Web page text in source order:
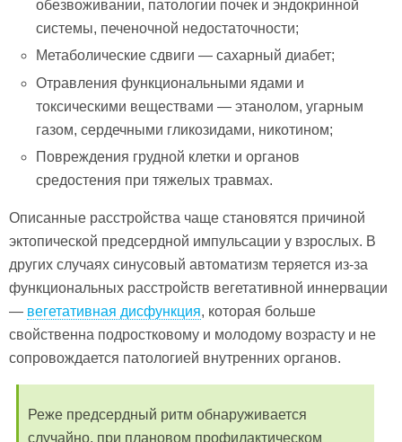
обезвоживании, патологии почек и эндокринной
системы, печеночной недостаточности;
Метаболические сдвиги — сахарный диабет;
Отравления функциональными ядами и
токсическими веществами — этанолом, угарным
газом, сердечными гликозидами, никотином;
Повреждения грудной клетки и органов
средостения при тяжелых травмах.
Описанные расстройства чаще становятся причиной
эктопической предсердной импульсации у взрослых. В
других случаях синусовый автоматизм теряется из-за
функциональных расстройств вегетативной иннервации
— вегетативная дисфункция, которая больше
свойственна подростковому и молодому возрасту и не
сопровождается патологией внутренних органов.
Реже предсердный ритм обнаруживается
случайно, при плановом профилактическом